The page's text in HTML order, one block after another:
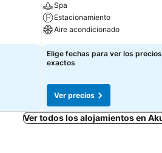
Spa
Estacionamiento
Aire acondicionado
Elige fechas para ver los precios
exactos
Ver precios
Ver todos los alojamientos en